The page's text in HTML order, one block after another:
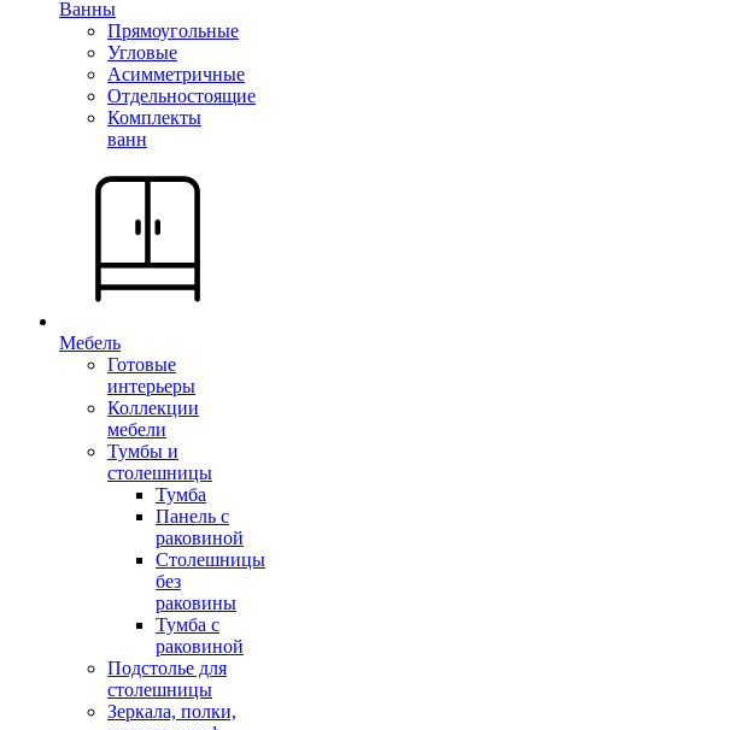
Ванны
Прямоугольные
Угловые
Асимметричные
Отдельностоящие
Комплекты
ванн
Мебель
Готовые
интерьеры
Коллекции
мебели
Тумбы и
столешницы
Тумба
Панель с
раковиной
Столешницы
без
раковины
Тумба с
раковиной
Подстолье для
столешницы
Зеркала, полки,